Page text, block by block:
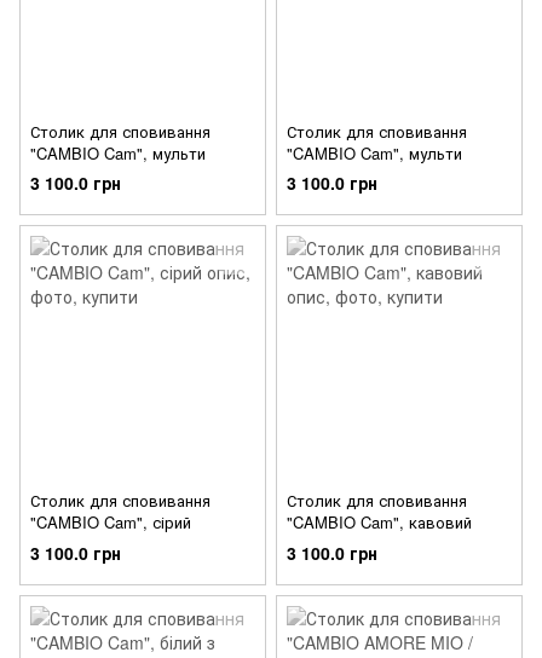
Столик для сповивання
"CAMBIO Cam", мульти
3 100.0 грн
Столик для сповивання
"CAMBIO Cam", мульти
3 100.0 грн
Столик для сповивання
"CAMBIO Cam", сірий
3 100.0 грн
Столик для сповивання
"CAMBIO Cam", кавовий
3 100.0 грн